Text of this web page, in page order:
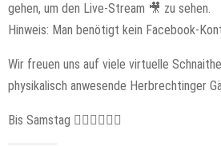
gehen, um den Live-Stream 🎥 zu sehen.
Hinweis: Man benötigt kein Facebook-
Wir freuen uns auf viele virtuelle
physikalisch anwesende Herbrechtinger
Bis Samstag 🤾‍♀️🤾‍♀️🤾‍♀️